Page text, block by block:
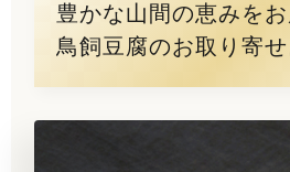
豊かな山間の恵みをお
鳥飼豆腐のお取り寄せ